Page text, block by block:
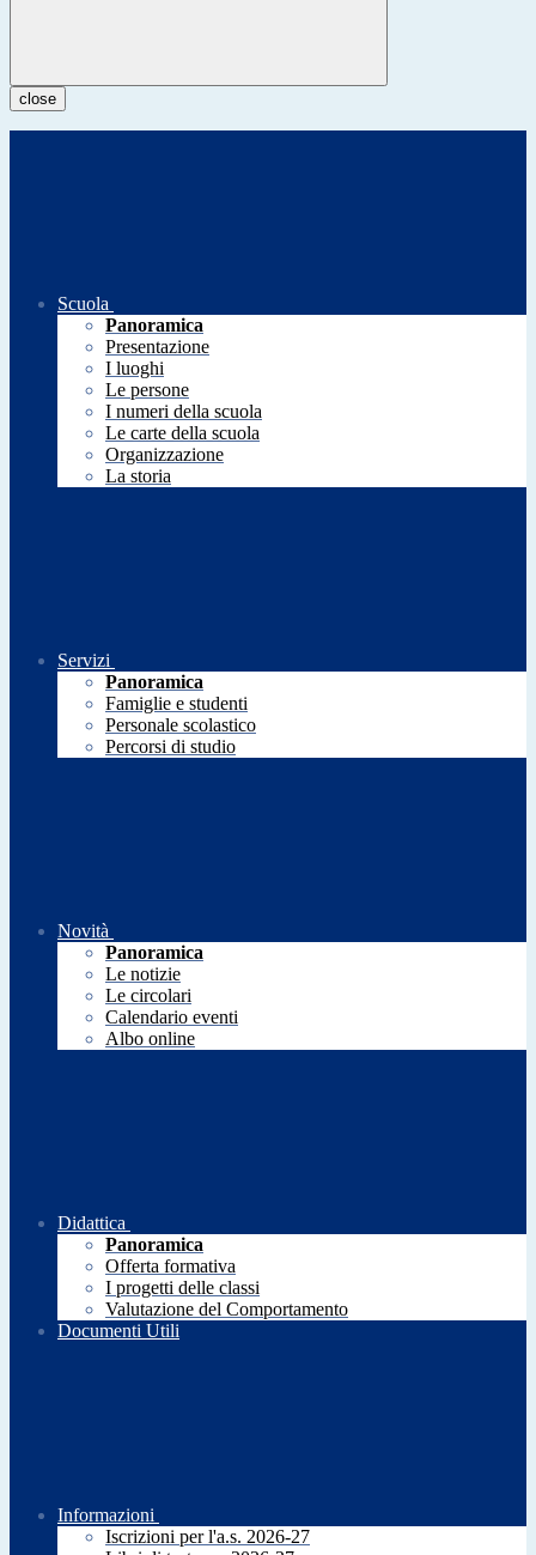
close
Scuola
Panoramica
Presentazione
I luoghi
Le persone
I numeri della scuola
Le carte della scuola
Organizzazione
La storia
Servizi
Panoramica
Famiglie e studenti
Personale scolastico
Percorsi di studio
Novità
Panoramica
Le notizie
Le circolari
Calendario eventi
Albo online
Didattica
Panoramica
Offerta formativa
I progetti delle classi
Valutazione del Comportamento
Documenti Utili
Informazioni
Iscrizioni per l'a.s. 2026-27